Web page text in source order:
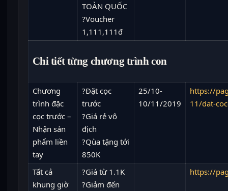
TOÀN QUỐC
?Voucher
1,111,111đ
Chi tiết từng chương trình con
Chương
trình đặc
cọc trước –
Nhận sản
phẩm liền
tay
️️?Đặt cọc
trước
️️?Giá rẻ vô
địch
️️?Qùa tặng tới
850K
25/10-
10/11/2019
https://
11/dat-
Tất cả
khung giờ
?Giá từ 1.1K
?Giảm đến
https://